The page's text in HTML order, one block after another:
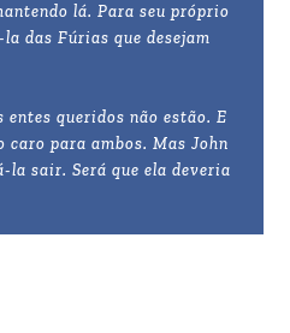
lá. Para seu próprio
das Fúrias que desejam
entes queridos não estão. E
caro para ambos. Mas John
la sair. Será que ela deveria